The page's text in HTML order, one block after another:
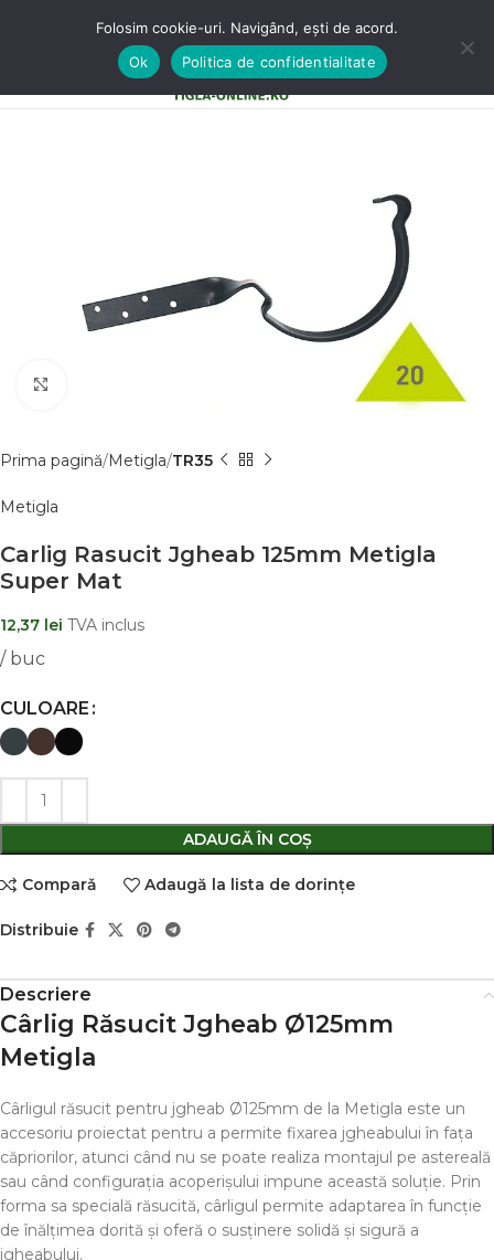
Prima pagină Metigla TR35
Metigla
Carlig Rasucit Jgheab 125mm Metigla
Super Mat
12,37 lei TVA inclus
/ buc
CULOARE
ADAUGĂ ÎN COȘ
Comparǎ Adaugă la lista de dorințe
Distribuie
Descriere
Cârlig Răsucit Jgheab Ø125mm
Metigla
Cârligul răsucit pentru jgheab Ø125mm de la Metigla este un
accesoriu proiectat pentru a permite fixarea jgheabului în fața
căpriorilor, atunci când nu se poate realiza montajul pe astereală
sau când configurația acoperișului impune această soluție. Prin
forma sa specială răsucită, cârligul permite adaptarea în funcție
de înălțimea dorită și oferă o susținere solidă și sigură a
jgheabului.
Folosim cookie-uri. Navigând, ești de acord.
Ok
Politica de confidentialitate